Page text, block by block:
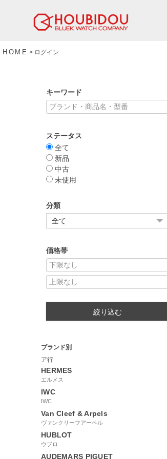
HOME ログイン
キーワード
ステータス
全て
新品
中古
未使用
分類
価格帯
絞り込む
ブランド別
ア行
HERMES
エルメス
IWC
IWC
Van Cleef & Arpels
ヴァンクリーフアーペル
HUBLOT
ウブロ
AUDEMARS PIGUET